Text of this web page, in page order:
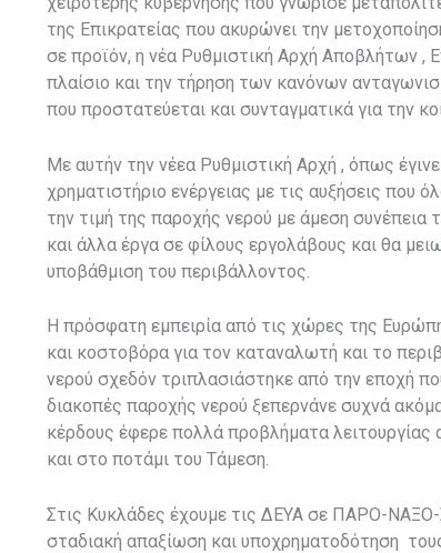
της Επικρατείας που ακυρώνει την
σε προϊόν, η νέα Ρυθμιστική Αρχή Αποβλήτων ,
πλαίσιο και την τήρηση των κανόνων
που προστατεύεται και συνταγματικά για την
Με αυτήν την νέεα Ρυθμιστική Αρχή , όπως
χρηματιστήριο ενέργειας με τις αυξήσεις που
την τιμή της παροχής νερού με άμεση
και άλλα έργα σε φίλους εργολάβους και θα
υποβάθμιση του περιβάλλοντος.
Η πρόσφατη εμπειρία από τις χώρες της
και κοστοβόρα για τον καταναλωτή και το
νερού σχεδόν τριπλασιάστηκε από την εποχή
διακοπές παροχής νερού ξεπερνάνε συχνά
κέρδους έφερε πολλά προβλήματα
και στο ποτάμι του Τάμεση.
Στις Κυκλάδες έχουμε τις ΔΕΥΑ σε ΠΑΡΟ-
σταδιακή απαξίωση και υποχρηματοδότηση